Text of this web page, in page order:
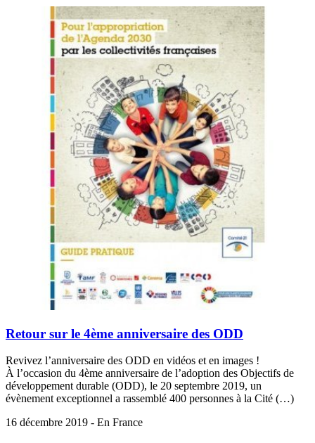
Retour sur le 4ème anniversaire des ODD
Revivez l’anniversaire des ODD en vidéos et en images !
À l’occasion du 4ème anniversaire de l’adoption des Objectifs de
développement durable (ODD), le 20 septembre 2019, un
évènement exceptionnel a rassemblé 400 personnes à la Cité (…)
16 décembre 2019 - En France